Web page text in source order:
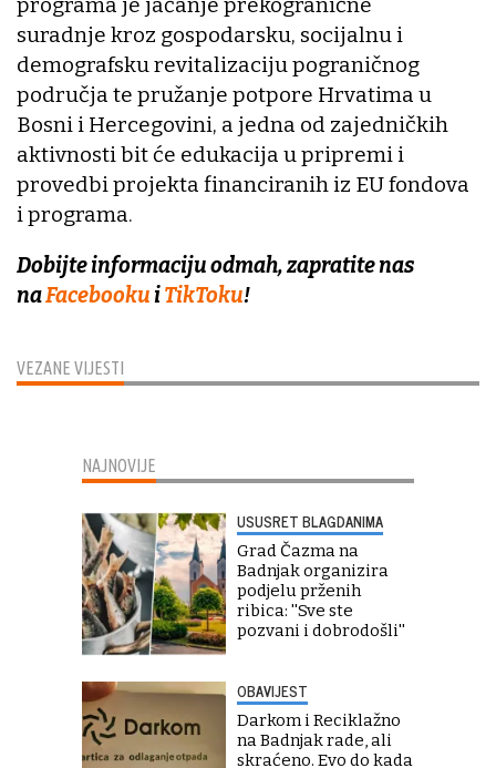
VEZANE VIJESTI
suradnje kroz gospodarsku, socijalnu i
demografsku revitalizaciju pograničnog
područja te pružanje potpore Hrvatima u
Bosni i Hercegovini, a jedna od zajedničkih
aktivnosti bit će edukacija u pripremi i
provedbi projekta financiranih iz EU fondova
i programa.
Dobijte informaciju odmah, zapratite nas
naFacebookuiTikToku!
NAJNOVIJE
USUSRET BLAGDANIMA
Grad Čazma na
Badnjak organizira
podjelu prženih
ribica: ''Sve ste
pozvani i dobrodošli''
OBAVIJEST
Darkom i Reciklažno
na Badnjak rade, ali
skraćeno. Evo do kada